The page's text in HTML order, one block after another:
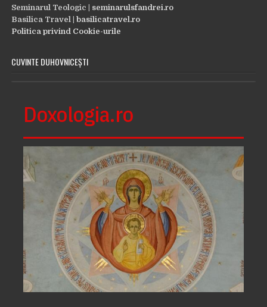
Seminarul Teologic | seminarulsfandrei.ro
Basilica Travel |basilicatravel.ro
Politica privind Cookie-urile
CUVINTE DUHOVNICEȘTI
Doxologia.ro